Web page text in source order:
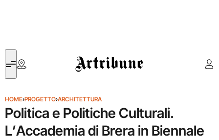
Artribune
HOME›PROGETTO›ARCHITETTURA
Politica e Politiche Culturali.
L’Accademia di Brera in Biennale